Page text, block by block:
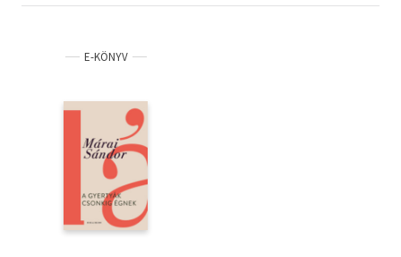
E-KÖNYV